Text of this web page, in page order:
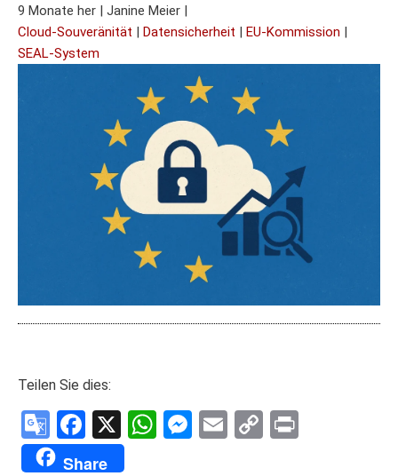
9 Monate her | Janine Meier |
Cloud-Souveränität | Datensicherheit | EU-Kommission |
SEAL-System
Teilen Sie dies:
Google
Translate
Facebook
X WhatsApp
Messenger
Email
Copy
Share